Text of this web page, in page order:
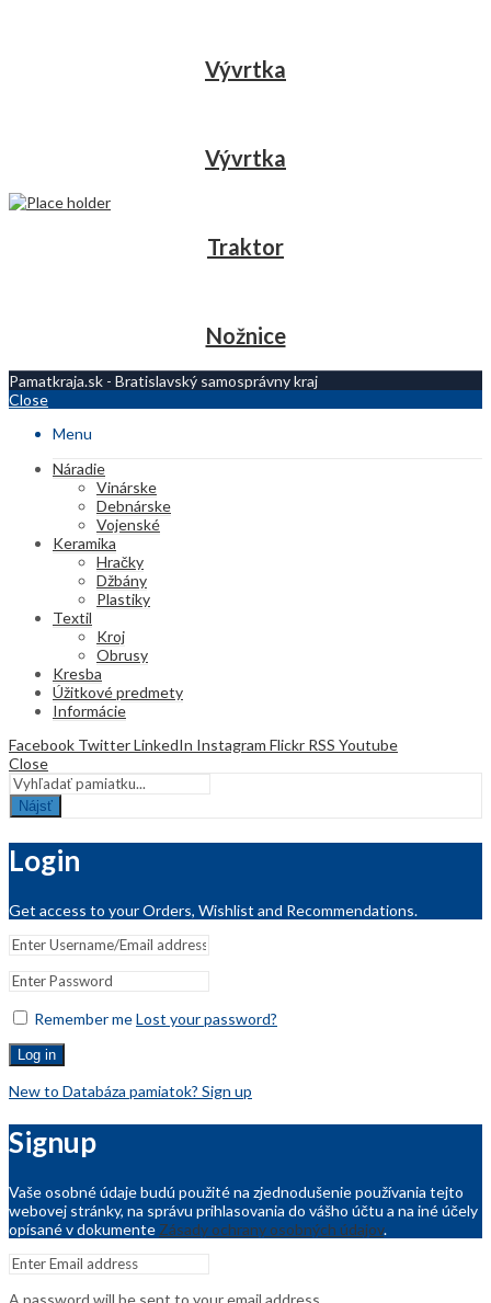
Vývrtka
Vývrtka
Traktor
Nožnice
Pamatkraja.sk - Bratislavský samosprávny kraj
Close
Menu
Náradie
Vinárske
Debnárske
Vojenské
Keramika
Hračky
Džbány
Plastiky
Textil
Kroj
Obrusy
Kresba
Úžitkové predmety
Informácie
Facebook TwitterLinkedIn Instagram Flickr RSS Youtube
Close
Nájsť
Login
Get access to your Orders, Wishlist and Recommendations.
Remember meLost your password?
Log in
New to Databáza pamiatok? Sign up
Signup
Vaše osobné údaje budú použité na zjednodušenie používania tejto
webovej stránky, na správu prihlasovania do vášho účtu a na iné účely
opísané v dokumente Zásady ochrany osobných údajov.